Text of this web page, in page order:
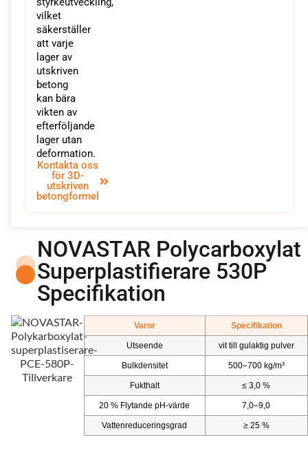
vilket
säkerställer
att varje
lager av
utskriven
betong
kan bära
vikten av
efterföljande
lager utan
deformation.
Kontakta oss
för 3D-
utskriven
betongformel
NOVASTAR Polycarboxylat
Superplastifierare 530P
Specifikation
Varor Specifikation
Utseende vit till gulaktig pulver
Bulkdensitet 500–700 kg/m³
Fukthalt ≤ 3,0 %
20 % Flytande pH-värde 7,0–9,0
Vattenreduceringsgrad ≥ 25 %